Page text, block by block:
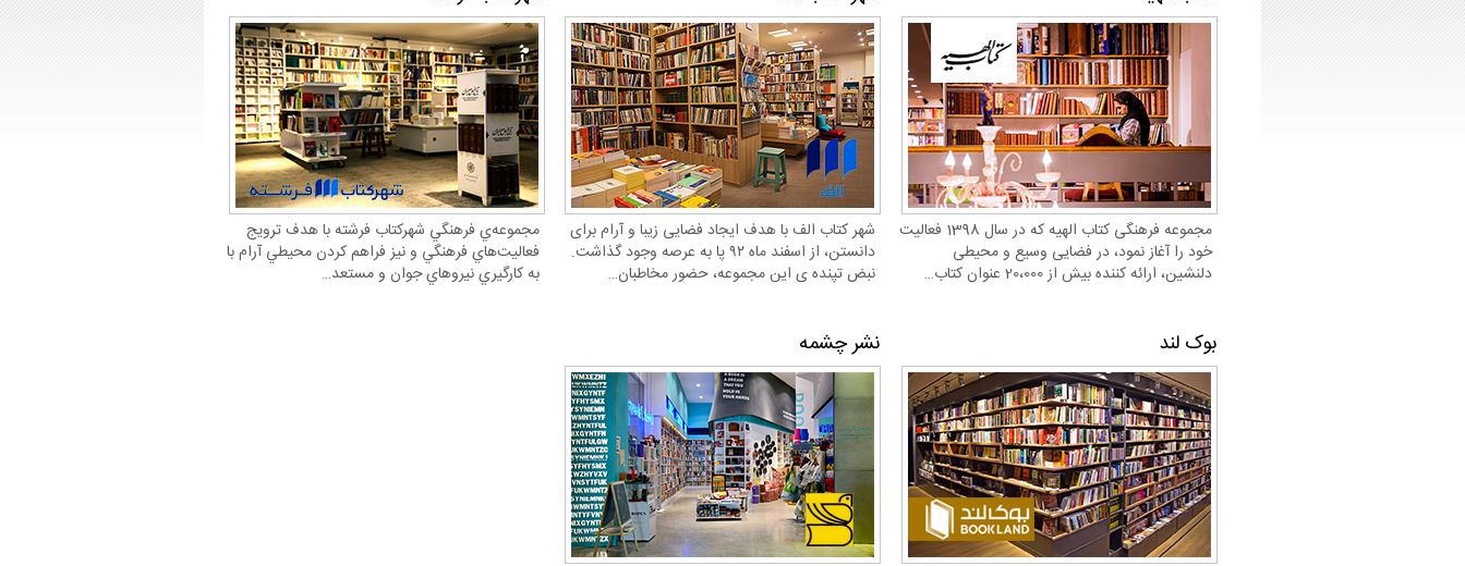
مجموعه فرهنگی کتاب الهیه که در سال 1398 فعالیت
خود را آغاز نمود، در فضایی وسیع و محیطی
دلنشین، ارائه کننده بیش از 20،000 عنوان کتاب…
شهر کتاب الف با هدف ایجاد فضایی زیبا و آرام برای
دانستن، از اسفند ماه ۹۲ پا به عرصه وجود گذاشت.
نبض تپنده ی این مجموعه، حضور مخاطبان…
مجموعه‌ي فرهنگي شهركتاب فرشته با هدف ترويج
فعاليت‌هاي فرهنگي و نيز فراهم كردن محيطي آرام با
به كارگيري نيروهاي جوان و مستعد…
بوک لند نشر چشمه